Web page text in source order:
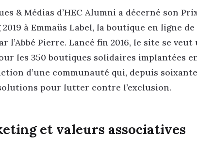
& Médias d’HEC Alumni a décerné son
à Emmaüs Label, la boutique en ligne de
l’Abbé Pierre. Lancé fin 2016, le site se veut
les 350 boutiques solidaires implantées
d’une communauté qui, depuis
pour lutter contre l’exclusion.
et valeurs associatives